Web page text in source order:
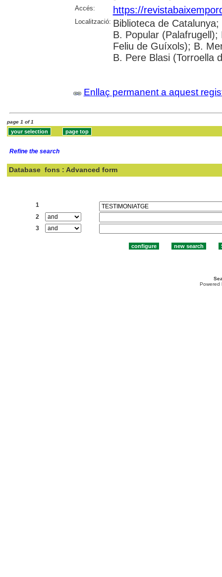
Accés: https://
Localització: Biblioteca de
B. Popular
Feliu de Guíxols); B.
B. Pere Blasi (Torroella
Enllaç permanent a aquest
page 1 of 1
Refine the search
Database fons : Advanced form
1
2
3
Powered